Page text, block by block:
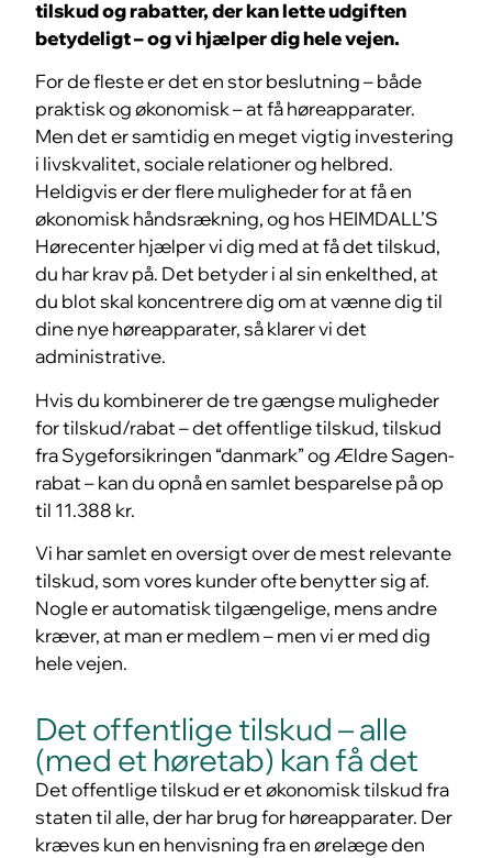
tilskud og rabatter, der kan lette udgiften
betydeligt – og vi hjælper dig hele vejen.
For de fleste er det en stor beslutning – både
praktisk og økonomisk – at få høreapparater.
Men det er samtidig en meget vigtig investering
i livskvalitet, sociale relationer og helbred.
Heldigvis er der flere muligheder for at få en
økonomisk håndsrækning, og hos HEIMDALL’S
Hørecenter hjælper vi dig med at få det tilskud,
du har krav på. Det betyder i al sin enkelthed, at
du blot skal koncentrere dig om at vænne dig til
dine nye høreapparater, så klarer vi det
administrative.
Hvis du kombinerer de tre gængse muligheder
for tilskud/rabat – det offentlige tilskud, tilskud
fra Sygeforsikringen “danmark” og Ældre Sagen-
rabat – kan du opnå en samlet besparelse på op
til 11.388 kr.
Vi har samlet en oversigt over de mest relevante
tilskud, som vores kunder ofte benytter sig af.
Nogle er automatisk tilgængelige, mens andre
kræver, at man er medlem – men vi er med dig
hele vejen.
Det offentlige tilskud – alle
(med et høretab) kan få det
Det offentlige tilskud er et økonomisk tilskud fra
staten til alle, der har brug for høreapparater. Der
kræves kun en henvisning fra en ørelæge den